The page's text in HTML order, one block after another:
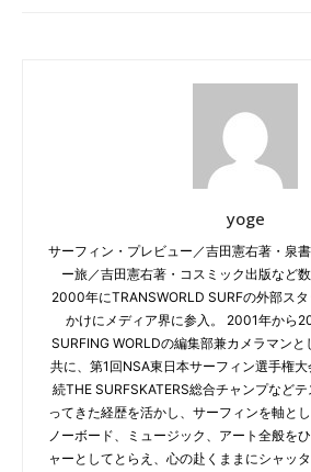
yoge
サーフィン・プレビュー／吉田憲右著・泉
ー旅／吉田憲右著・コスミック出版など数
2000年にTRANSWORLD SURFの外部ス
かけにメディア界に参入。 2001年から
SURFING WORLDの編集部兼カメラマンと
共に、第1回NSA東日本サーフィン選手権
続THE SURFSKATERS総合チャンプなど
ってきた経歴を活かし、サーフィンを軸と
ノーボード、ミュージック、アート全般を
ャーとしてとらえ、心の赴くままにシャッ